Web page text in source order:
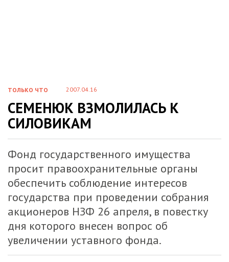
ТОЛЬКО ЧТО 2007.04.16
СЕМЕНЮК ВЗМОЛИЛАСЬ К
СИЛОВИКАМ
Фонд государственного имущества
просит правоохранительные органы
обеспечить соблюдение интересов
государства при проведении собрания
акционеров НЗФ 26 апреля, в повестку
дня которого внесен вопрос об
увеличении уставного фонда.